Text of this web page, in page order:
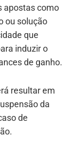
apostas como
ou solução
que
induzir o
de ganho.
resultar em
da
de